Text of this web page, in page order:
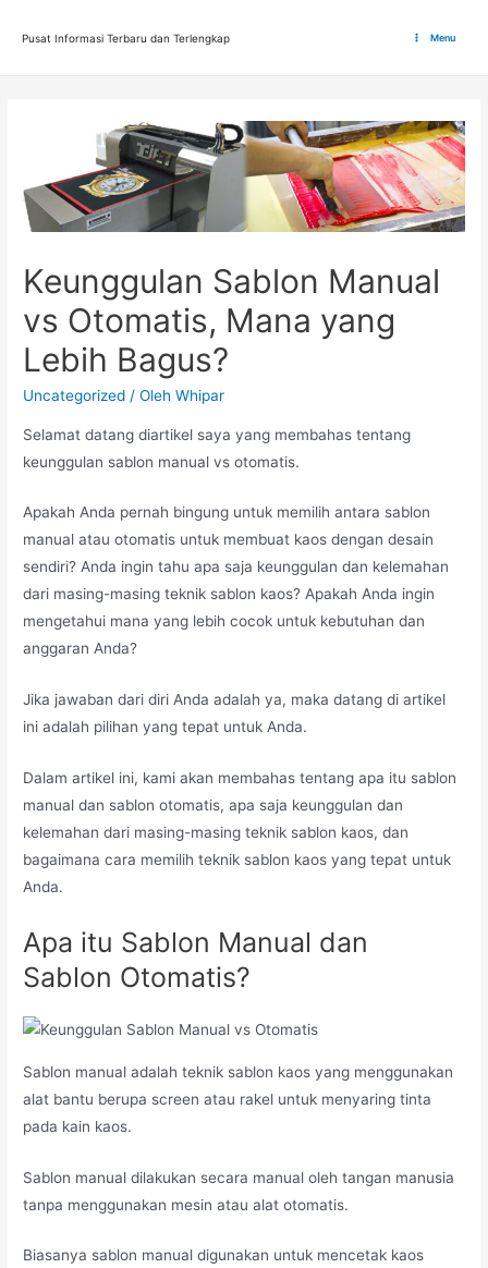
Pusat Informasi Terbaru dan Terlengkap Menu
Keunggulan Sablon Manual
vs Otomatis, Mana yang
Lebih Bagus?
Uncategorized / OlehWhipar
Selamat datang diartikel saya yang membahas tentang
keunggulan sablon manual vs otomatis.
Apakah Anda pernah bingung untuk memilih antara sablon
manual atau otomatis untuk membuat kaos dengan desain
sendiri? Anda ingin tahu apa saja keunggulan dan kelemahan
dari masing-masing teknik sablon kaos? Apakah Anda ingin
mengetahui mana yang lebih cocok untuk kebutuhan dan
anggaran Anda?
Jika jawaban dari diri Anda adalah ya, maka datang di artikel
ini adalah pilihan yang tepat untuk Anda.
Dalam artikel ini, kami akan membahas tentang apa itu sablon
manual dan sablon otomatis, apa saja keunggulan dan
kelemahan dari masing-masing teknik sablon kaos, dan
bagaimana cara memilih teknik sablon kaos yang tepat untuk
Anda.
Apa itu Sablon Manual dan
Sablon Otomatis?
Sablon manual adalah teknik sablon kaos yang menggunakan
alat bantu berupa screen atau rakel untuk menyaring tinta
pada kain kaos.
Sablon manual dilakukan secara manual oleh tangan manusia
tanpa menggunakan mesin atau alat otomatis.
Biasanya sablon manual digunakan untuk mencetak kaos